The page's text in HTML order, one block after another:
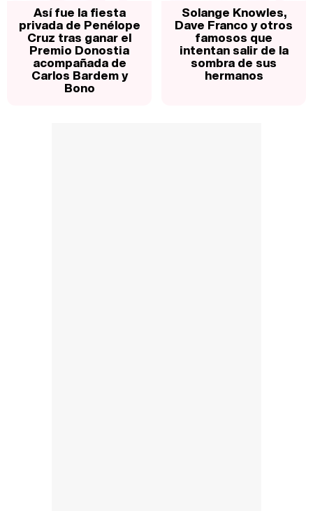
Así fue la fiesta
privada de Penélope
Cruz tras ganar el
Premio Donostia
acompañada de
Carlos Bardem y
Bono
Solange Knowles,
Dave Franco y otros
famosos que
intentan salir de la
sombra de sus
hermanos